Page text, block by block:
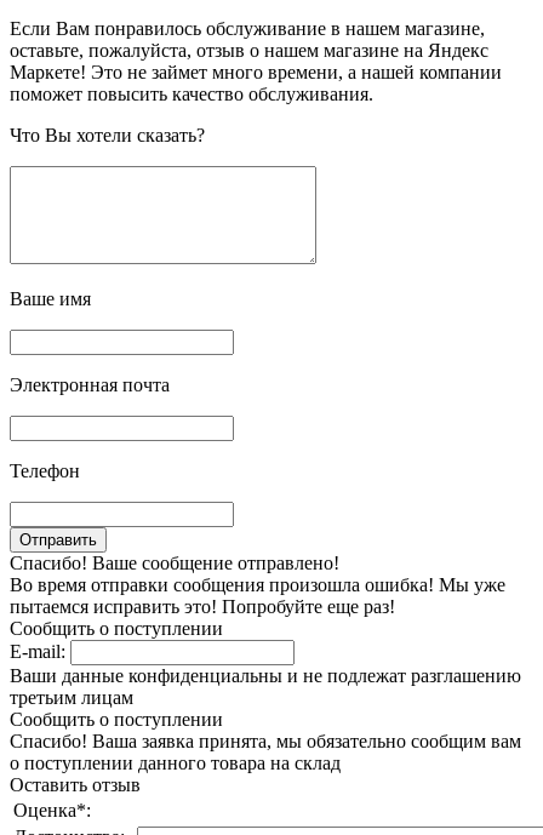
Если Вам понравилось обслуживание в нашем магазине,
оставьте, пожалуйста, отзыв о нашем магазине на Яндекс
Маркете! Это не займет много времени, а нашей компании
поможет повысить качество обслуживания.
Что Вы хотели сказать?
Ваше имя
Электронная почта
Телефон
Спасибо! Ваше сообщение отправлено!
Во время отправки сообщения произошла ошибка! Мы уже
пытаемся исправить это! Попробуйте еще раз!
Сообщить о поступлении
E-mail:
Ваши данные конфиденциальны и не подлежат разглашению
третьим лицам
Сообщить о поступлении
Спасибо! Ваша заявка принята, мы обязательно сообщим вам
о поступлении данного товара на склад
Оставить отзыв
Оценка*: